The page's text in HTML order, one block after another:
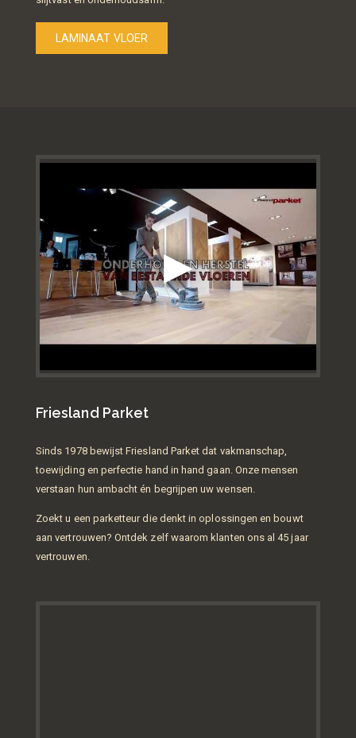
LAMINAAT VLOER
Friesland Parket
Sinds 1978 bewijst Friesland Parket dat vakmanschap,
toewijding en perfectie hand in hand gaan. Onze mensen
verstaan hun ambacht én begrijpen uw wensen.
Zoekt u een parketteur die denkt in oplossingen en bouwt
aan vertrouwen? Ontdek zelf waarom klanten ons al 45 jaar
vertrouwen.